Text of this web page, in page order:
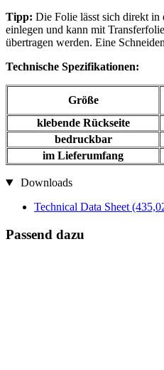
Tipp: Die Folie lässt sich direkt in
einlegen und kann mit
übertragen werden. Eine
Technische Spezifikationen:
Größe
klebende Rückseite
bedruckbar
im Lieferumfang
Downloads
Technical Data Sheet
Passend dazu